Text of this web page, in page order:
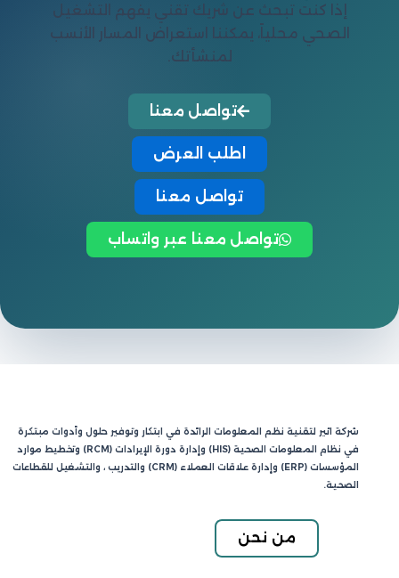
إذا كنت تبحث عن شريك تقني يفهم التشغيل
الصحي محلياً، يمكننا استعراض المسار الأنسب
لمنشأتك.
تواصل معنا
اطلب العرض
تواصل معنا
تواصل معنا عبر واتساب
شركة اثير لتقنية نظم المعلومات الرائدة في ابتكار وتوفير حلول وأدوات مبتكرة
في نظام المعلومات الصحية (HIS) وإدارة دورة الإيرادات (RCM) وتخطيط موارد
المؤسسات (ERP) وإدارة علاقات العملاء (CRM) والتدريب ، والتشغيل للقطاعات
الصحية.
من نحن